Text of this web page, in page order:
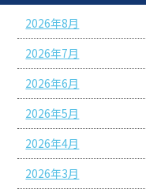
2026年8月
2026年7月
2026年6月
2026年5月
2026年4月
2026年3月